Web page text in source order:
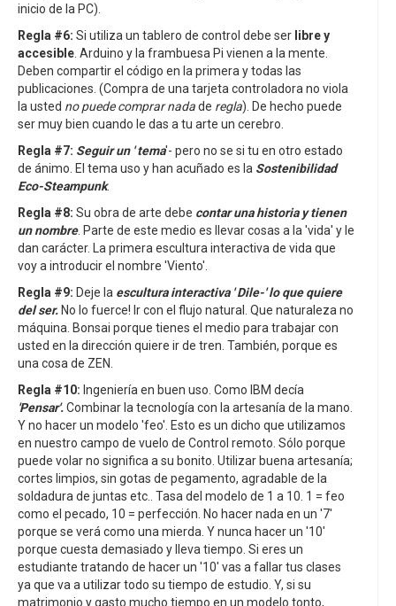
inicio de la PC).
Regla #6: Si utiliza un tablero de control debe ser libre y
accesible. Arduino y la frambuesa Pi vienen a la mente.
Deben compartir el código en la primera y todas las
publicaciones. (Compra de una tarjeta controladora no viola
la usted no puede comprar nadade regla). De hecho puede
ser muy bien cuando le das a tu arte un cerebro.
Regla #7: Seguir un ' tema'- pero no se si tu en otro estado
de ánimo. El tema uso y han acuñado es la Sostenibilidad
Eco-Steampunk.
Regla #8: Su obra de arte debe contar una historia y tienen
un nombre. Parte de este medio es llevar cosas a la 'vida' y le
dan carácter. La primera escultura interactiva de vida que
voy a introducir el nombre 'Viento'.
Regla #9: Deje la escultura interactiva ' Dile-' lo que quiere
del ser. No lo fuerce! Ir con el flujo natural. Que naturaleza no
máquina. Bonsai porque tienes el medio para trabajar con
usted en la dirección quiere ir de tren. También, porque es
una cosa de ZEN.
Regla #10: Ingeniería en buen uso. Como IBM decía
'Pensar'.Combinar la tecnología con la artesanía de la mano.
Y no hacer un modelo 'feo'. Esto es un dicho que utilizamos
en nuestro campo de vuelo de Control remoto. Sólo porque
puede volar no significa a su bonito. Utilizar buena artesanía;
cortes limpios, sin gotas de pegamento, agradable de la
soldadura de juntas etc.. Tasa del modelo de 1 a 10. 1 = feo
como el pecado, 10 = perfección. No hacer nada en un '7'
porque se verá como una mierda. Y nunca hacer un '10'
porque cuesta demasiado y lleva tiempo. Si eres un
estudiante tratando de hacer un '10' vas a fallar tus clases
ya que va a utilizar todo su tiempo de estudio. Y, si su
matrimonio y gasto mucho tiempo en un modelo tonto,